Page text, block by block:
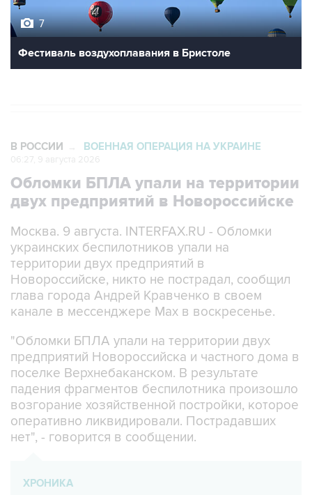
7
Фестиваль воздухоплавания в Бристоле
В РОССИИ → ВОЕННАЯ ОПЕРАЦИЯ НА УКРАИНЕ
06:27, 9 августа 2026
Обломки БПЛА упали на территории
двух предприятий в Новороссийске
Москва. 9 августа. INTERFAX.RU - Обломки
украинских беспилотников упали на
территории двух предприятий в
Новороссийске, никто не пострадал, сообщил
глава города Андрей Кравченко в своем
канале в мессенджере Max в воскресенье.
"Обломки БПЛА упали на территории двух
предприятий Новороссийска и частного дома в
поселке Верхнебаканском. В результате
падения фрагментов беспилотника произошло
возгорание хозяйственной постройки, которое
оперативно ликвидировали. Пострадавших
нет", - говорится в сообщении.
ХРОНИКА